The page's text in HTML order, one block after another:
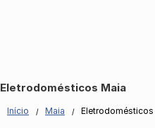
Eletrodomésticos Maia
Início Maia Eletrodomésticos